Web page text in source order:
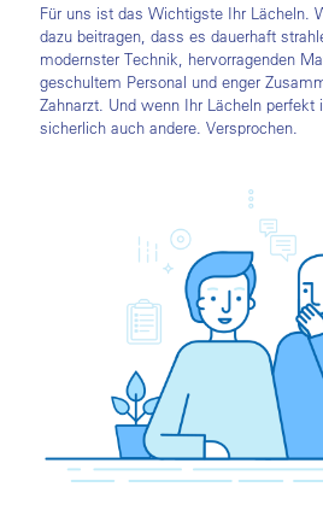
Für uns ist das Wichtigste Ihr Lächeln.
dazu beitragen, dass es dauerhaft
modernster Technik, hervorragenden
geschultem Personal und enger
Zahnarzt. Und wenn Ihr Lächeln perfekt
sicherlich auch andere. Versprochen.